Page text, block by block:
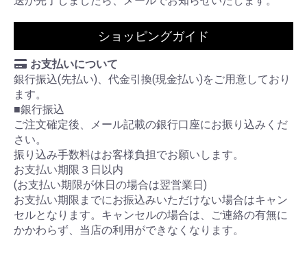
ショッピングガイド
お支払いについて
銀行振込(先払い)、代金引換(現金払い)をご用意しており
ます。
■銀行振込
ご注文確定後、メール記載の銀行口座にお振り込みくだ
さい。
振り込み手数料はお客様負担でお願いします。
お支払い期限３日以内
(お支払い期限が休日の場合は翌営業日)
お支払い期限までにお振込みいただけない場合はキャン
セルとなります。キャンセルの場合は、ご連絡の有無に
かかわらず、当店の利用ができなくなります。